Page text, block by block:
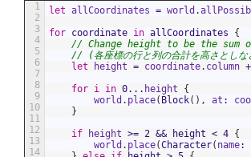
1
2
3
4
5
6
7
8
9
10
11
12
13
14
let allCoordinates = world .
for coordinate in allCoordinates
{
// Change height to be the sum
// (各座標の行と列の合計を高さとしな
let
height = coordinate. column +
for i in 0... height
{
world . place( Block( ) , at :
}
if
height >= 2 && height < 4 {
world . place(Character( name: